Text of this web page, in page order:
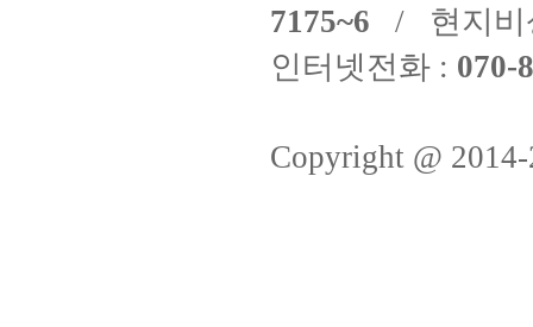
7175~6 / 현지비
인터넷전화 : 070-
Copyright @